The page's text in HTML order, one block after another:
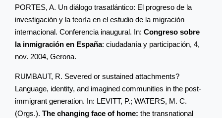
PORTES, A. Un diálogo trasatlántico: El progreso de la
investigación y la teoría en el estudio de la migración
internacional. Conferencia inaugural. In: Congreso sobre
la inmigración en España: ciudadanía y participación, 4,
nov. 2004, Gerona.
RUMBAUT, R. Severed or sustained attachments?
Language, identity, and imagined communities in the post-
immigrant generation. In: LEVITT, P.; WATERS, M. C.
(Orgs.). The changing face of home: the transnational